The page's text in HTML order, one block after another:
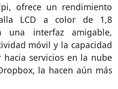
ofrece un rendimiento
LCD a color de 1,8
una interfaz amigable,
móvil y la capacidad
servicios en la nube
la hacen aún más